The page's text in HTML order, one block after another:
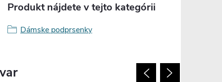
Produkt nájdete v tejto kategórii
Dámske podprsenky